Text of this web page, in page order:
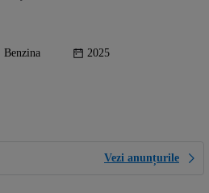
Benzina 2025
Vezi anunțurile